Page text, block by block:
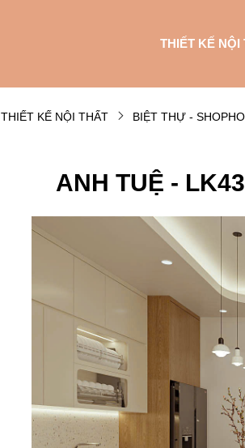
THIẾT KẾ NỘI
THIẾT KẾ NỘI THẤT BIỆT THỰ -
ANH TUỆ -